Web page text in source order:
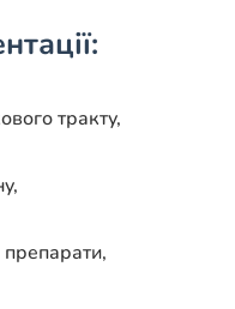
тракту,
препарати,